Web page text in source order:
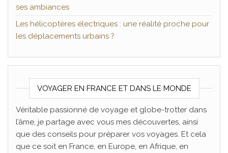
ses ambiances
Les hélicoptères électriques : une réalité proche pour
les déplacements urbains ?
VOYAGER EN FRANCE ET DANS LE MONDE
Véritable passionné de voyage et globe-trotter dans
l’âme, je partage avec vous mes découvertes, ainsi
que des conseils pour préparer vos voyages. Et cela
que ce soit en France, en Europe, en Afrique, en